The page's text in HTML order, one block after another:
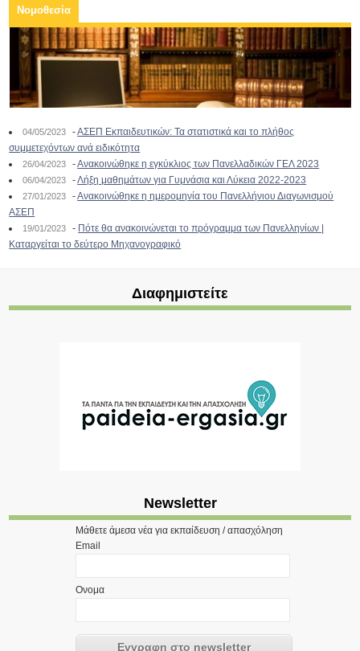
Νομοθεσία
04/05/2023 -ΑΣΕΠ Εκπαιδευτικών: Τα στατιστικά και το πλήθος
συμμετεχόντων ανά ειδικότητα
26/04/2023 -Ανακοινώθηκε η εγκύκλιος των Πανελλαδικών ΓΕΛ 2023
06/04/2023 -Λήξη μαθημάτων για Γυμνάσια και Λύκεια 2022-2023
27/01/2023 -Ανακοινώθηκε η ημερομηνία του Πανελλήνιου Διαγωνισμού
ΑΣΕΠ
19/01/2023 - Πότε θα ανακοινώνεται το πρόγραμμα των Πανελληνίων |
Καταργείται το δεύτερο Μηχανογραφικό
Διαφημιστείτε
Newsletter
Μάθετε άμεσα νέα για εκπαίδευση / απασχόληση
Email
Ονομα